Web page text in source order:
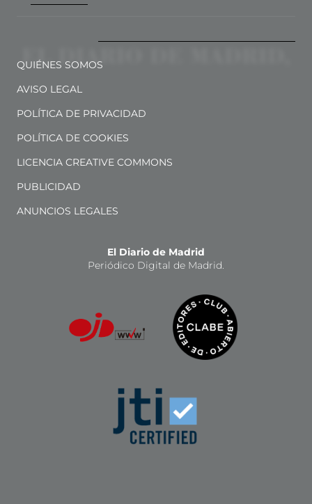
QUIÉNES SOMOS
AVISO LEGAL
POLÍTICA DE PRIVACIDAD
POLÍTICA DE COOKIES
LICENCIA CREATIVE COMMONS
PUBLICIDAD
ANUNCIOS LEGALES
El Diario de Madrid
Periódico Digital de Madrid.